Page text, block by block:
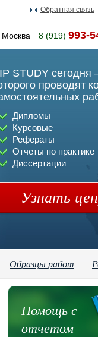
Обратная связь
8 (919) 993-
STUDY сегодня
проводят
Дипломы
Курсовые
Рефераты
Отчеты по практике
Диссертации
Узнать
Образцы работ
Помощь с
отчетом